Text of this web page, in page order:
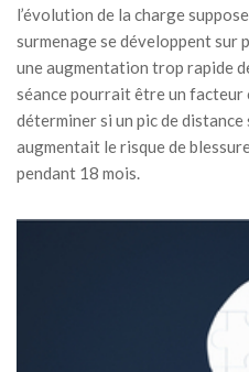
l’évolution de la charge
surmenage se développent sur
une augmentation trop rapide
séance pourrait être un facteur
déterminer si un pic de distance
augmentait le risque de
pendant 18 mois.